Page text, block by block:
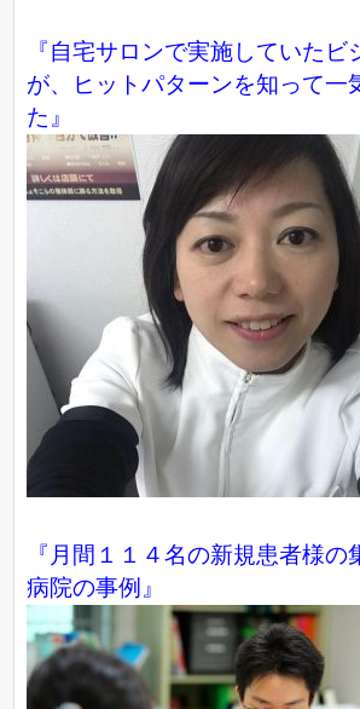
『自宅サロンで実施していたビ
が、ヒットパターンを知って一
た』
『月間１１４名の新規患者様の
病院の事例』